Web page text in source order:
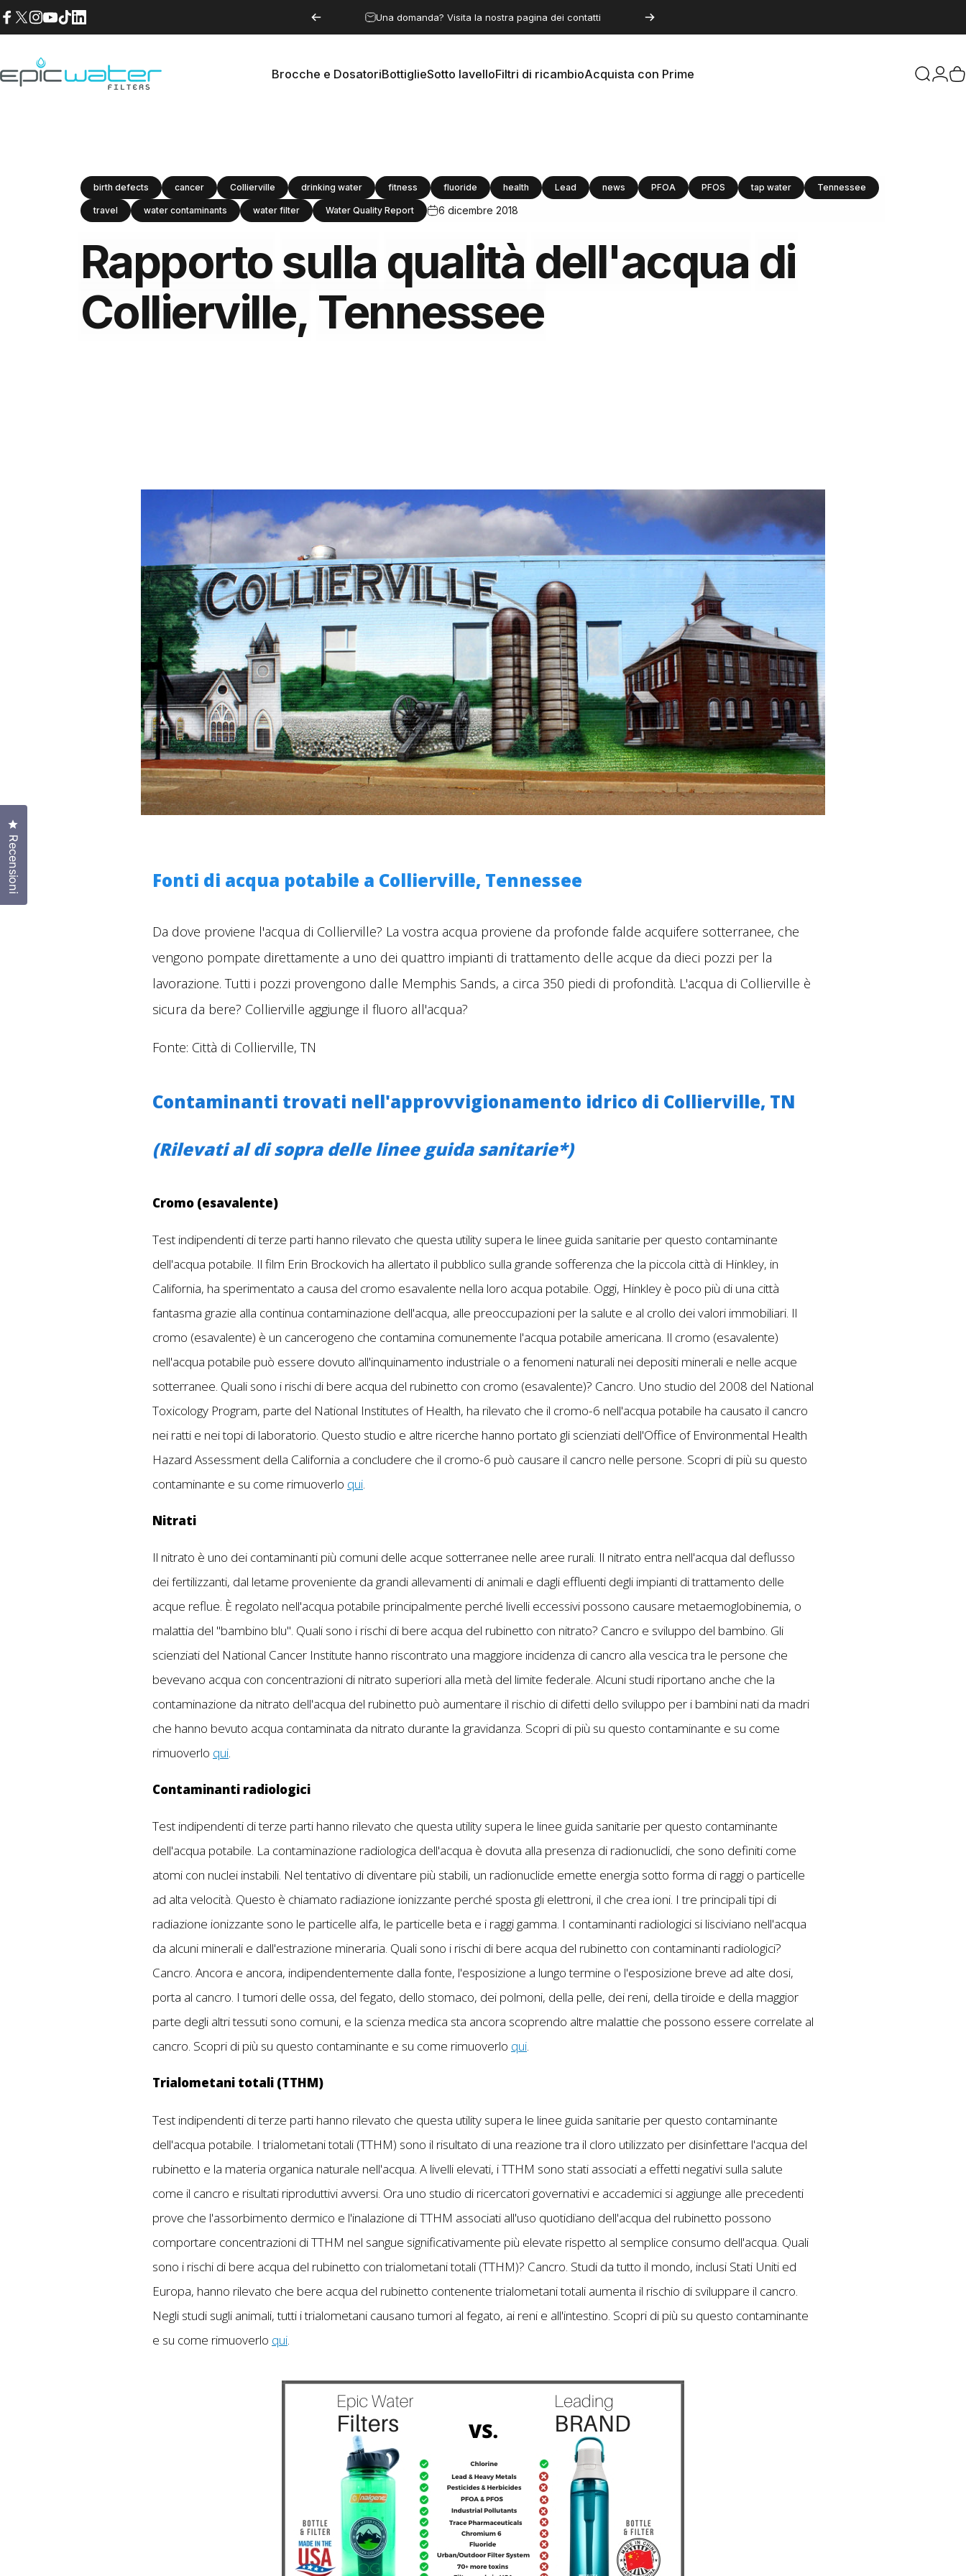
Vai direttamente ai contenuti
Una domanda? Visita la nostra pagina dei contatti
Epic Water Filters USA Brocche e DosatoriBottiglieSotto lavelloFiltri di ricambioAcquista con Prime Cerca
birth defects cancer Collierville drinking water fitness fluoride health Lead news PFOA PFOS tap water Tennessee
travel water contaminants water filter Water Quality Report 6 dicembre 2018
Rapportosulla qualità dell'acqua di
Collierville, Tennessee
Fonti di acqua potabile a Collierville, Tennessee
Da dove proviene l'acqua di Collierville? La vostra acqua proviene da profonde falde acquifere sotterranee, che
vengono pompate direttamente a uno dei quattro impianti di trattamento delle acque da dieci pozzi per la
lavorazione. Tutti i pozzi provengono dalle Memphis Sands, a circa 350 piedi di profondità. L'acqua di Collierville è
sicura da bere? Collierville aggiunge il fluoro all'acqua?
Fonte: Città di Collierville, TN
Contaminanti trovati nell'approvvigionamento idrico di Collierville, TN
(Rilevati al di sopra delle linee guida sanitarie*)
Cromo (esavalente)
Test indipendenti di terze parti hanno rilevato che questa utility supera le linee guida sanitarie per questo contaminante
dell'acqua potabile. Il film Erin Brockovich ha allertato il pubblico sulla grande sofferenza che la piccola città di Hinkley, in
California, ha sperimentato a causa del cromo esavalente nella loro acqua potabile. Oggi, Hinkley è poco più di una città
fantasma grazie alla continua contaminazione dell'acqua, alle preoccupazioni per la salute e al crollo dei valori immobiliari. Il
cromo (esavalente) è un cancerogeno che contamina comunemente l'acqua potabile americana. Il cromo (esavalente)
nell'acqua potabile può essere dovuto all'inquinamento industriale o a fenomeni naturali nei depositi minerali e nelle acque
sotterranee. Quali sono i rischi di bere acqua del rubinetto con cromo (esavalente)? Cancro. Uno studio del 2008 del National
Toxicology Program, parte del National Institutes of Health, ha rilevato che il cromo-6 nell'acqua potabile ha causato il cancro
nei ratti e nei topi di laboratorio. Questo studio e altre ricerche hanno portato gli scienziati dell'Office of Environmental Health
Hazard Assessment della California a concludere che il cromo-6 può causare il cancro nelle persone. Scopri di più su questo
contaminante e su come rimuoverlo qui.
Nitrati
Il nitrato è uno dei contaminanti più comuni delle acque sotterranee nelle aree rurali. Il nitrato entra nell'acqua dal deflusso
dei fertilizzanti, dal letame proveniente da grandi allevamenti di animali e dagli effluenti degli impianti di trattamento delle
acque reflue. È regolato nell'acqua potabile principalmente perché livelli eccessivi possono causare metaemoglobinemia, o
malattia del "bambino blu". Quali sono i rischi di bere acqua del rubinetto con nitrato? Cancro e sviluppo del bambino. Gli
scienziati del National Cancer Institute hanno riscontrato una maggiore incidenza di cancro alla vescica tra le persone che
bevevano acqua con concentrazioni di nitrato superiori alla metà del limite federale. Alcuni studi riportano anche che la
contaminazione da nitrato dell'acqua del rubinetto può aumentare il rischio di difetti dello sviluppo per i bambini nati da madri
che hanno bevuto acqua contaminata da nitrato durante la gravidanza. Scopri di più su questo contaminante e su come
rimuoverlo qui.
Contaminanti radiologici
Test indipendenti di terze parti hanno rilevato che questa utility supera le linee guida sanitarie per questo contaminante
dell'acqua potabile. La contaminazione radiologica dell'acqua è dovuta alla presenza di radionuclidi, che sono definiti come
atomi con nuclei instabili. Nel tentativo di diventare più stabili, un radionuclide emette energia sotto forma di raggi o particelle
ad alta velocità. Questo è chiamato radiazione ionizzante perché sposta gli elettroni, il che crea ioni. I tre principali tipi di
radiazione ionizzante sono le particelle alfa, le particelle beta e i raggi gamma. I contaminanti radiologici si lisciviano nell'acqua
da alcuni minerali e dall'estrazione mineraria. Quali sono i rischi di bere acqua del rubinetto con contaminanti radiologici?
Cancro. Ancora e ancora, indipendentemente dalla fonte, l'esposizione a lungo termine o l'esposizione breve ad alte dosi,
porta al cancro. I tumori delle ossa, del fegato, dello stomaco, dei polmoni, della pelle, dei reni, della tiroide e della maggior
parte degli altri tessuti sono comuni, e la scienza medica sta ancora scoprendo altre malattie che possono essere correlate al
cancro. Scopri di più su questo contaminante e su come rimuoverlo qui.
Trialometani totali (TTHM)
Test indipendenti di terze parti hanno rilevato che questa utility supera le linee guida sanitarie per questo contaminante
dell'acqua potabile. I trialometani totali (TTHM) sono il risultato di una reazione tra il cloro utilizzato per disinfettare l'acqua del
rubinetto e la materia organica naturale nell'acqua. A livelli elevati, i TTHM sono stati associati a effetti negativi sulla salute
come il cancro e risultati riproduttivi avversi. Ora uno studio di ricercatori governativi e accademici si aggiunge alle precedenti
prove che l'assorbimento dermico e l'inalazione di TTHM associati all'uso quotidiano dell'acqua del rubinetto possono
comportare concentrazioni di TTHM nel sangue significativamente più elevate rispetto al semplice consumo dell'acqua. Quali
sono i rischi di bere acqua del rubinetto con trialometani totali (TTHM)? Cancro. Studi da tutto il mondo, inclusi Stati Uniti ed
Europa, hanno rilevato che bere acqua del rubinetto contenente trialometani totali aumenta il rischio di sviluppare il cancro.
Negli studi sugli animali, tutti i trialometani causano tumori al fegato, ai reni e all'intestino. Scopri di più su questo contaminante
e su come rimuoverlo qui
Recensioni
Clicca per aprire la finestra delle recensioni